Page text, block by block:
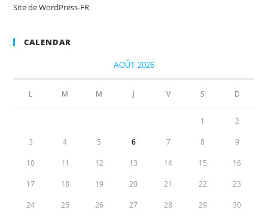
Site de WordPress-FR
CALENDAR
AOÛT 2026
L M M J V S D
1 2
3 4 5 6 7 8 9
10 11 12 13 14 15 16
17 18 19 20 21 22 23
24 25 26 27 28 29 30